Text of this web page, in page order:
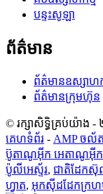
បន្ទះសូឡា
ព័ត៌មាន
ព័ត៌មានឧស្សាហក
ព័ត៌មានក្រុមហ៊ុន
© រក្សាសិទ្ធិគ្រប់យ៉ាង
គេហទំព័រ - AMP ចល័ត
ប៊ូតាណូអ៊ីក អេតាណូអ៊ីក
ប៉ូលីអេស្ទ័រ, ជាតិដែកស៊ុ
ហ្វាត, អុកស៊ីដដែកក្រហ